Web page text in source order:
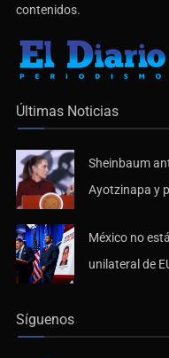
contenidos.
Últimas Noticias
Sheinbaum
Ayotzinapa y
México no
unilateral de
Síguenos